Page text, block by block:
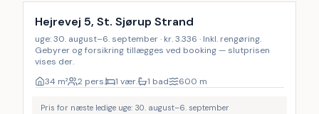
Hejrevej 5, St. Sjørup Strand
uge: 30. august–6. september · kr. 3.336 · Inkl. rengøring.
Gebyrer og forsikring tillægges ved booking — slutprisen
vises der.
34 m² 2 pers. 1 vær. 1 bad 600 m
Pris for næste ledige uge: 30. august–6. september